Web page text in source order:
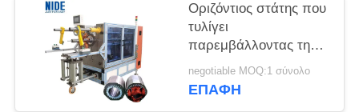
Οριζόντιος στάτης που
τυλίγει
παρεμβάλλοντας τη
μηχανή με τον τρόπο
σίτισης σφηνών
negotiable MOQ:1 σύνολο
ΕΠΑΦΉ